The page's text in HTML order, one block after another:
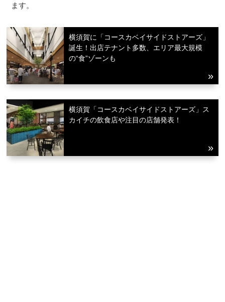
ます。
横須賀に「コースカベイサイドストアーズ」
誕生！出店テナント多数、エリア最大規模
の“食”ゾーンも
横須賀「コースカベイサイドストアーズ」ス
カイチの飲食店や注目の店舗発表！